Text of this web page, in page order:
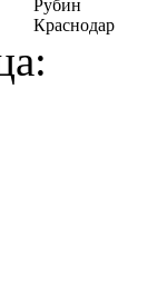
Рубин
Краснодар